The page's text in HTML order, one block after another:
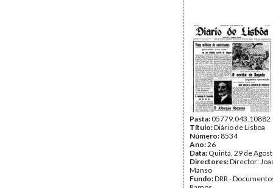
Pasta:05779.043.10882
Título:Diário de Lisboa
Número: 8534
Ano:26
Data: Quinta, 29 de
Directores:Director:
Manso
Fundo:DRR -